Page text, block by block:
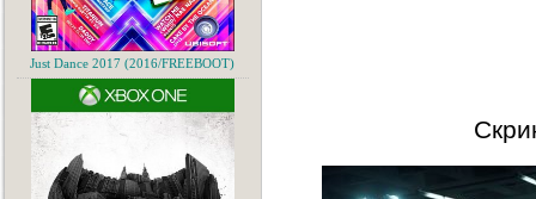
Just Dance 2017 (2016/FREEBOOT)